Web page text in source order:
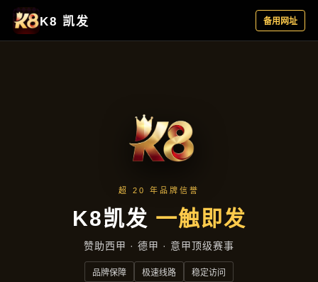
公司动态
首页 公司动态